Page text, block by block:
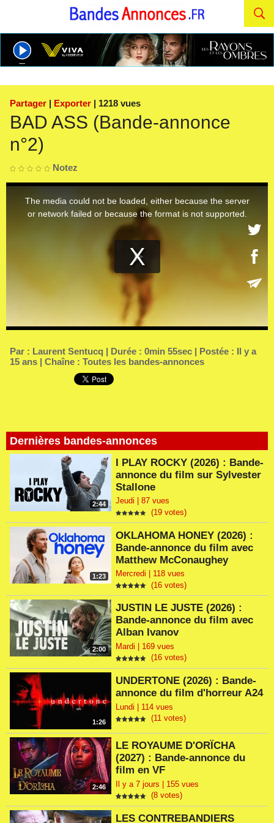
Partager | Exporter | 1218 vues
BAD ASS (Bande-annonce
n°2)
Notez
Dernières bandes-annonces
2:44
I PLAY ROCKY (2026) : Bande-
annonce du film sur Sylvester
Stallone
Jeudi | 87 vues
(19 votes)
1:23
OKLAHOMA HONEY (2026) :
Bande-annonce du film avec
Matthew McConaughey
Mercredi | 118 vues
(16 votes)
2:00
JUSTIN LE JUSTE (2026) :
Bande-annonce du film avec
Alban Ivanov
Mardi | 169 vues
(16 votes)
1:26
UNDERTONE (2026) : Bande-
annonce du film d'horreur A24
Lundi | 114 vues
(11 votes)
2:46
LE ROYAUME D'ORÏCHA
(2027) : Bande-annonce du
film en VF
Il y a 7 jours | 155 vues
(8 votes)
LES CONTREBANDIERS
Par : Laurent Sentucq | Durée : 0min 55sec | Postée : Il y a
15 ans | Chaîne : Toutes les bandes-annonces